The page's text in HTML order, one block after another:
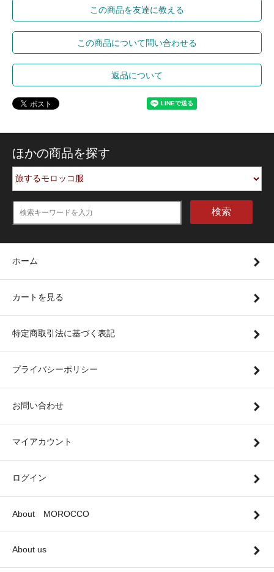
この商品を友達に教える
この商品について問い合わせる
返品について
ほかの商品を探す
検索
ホーム
カートを見る
特定商取引法に基づく表記
プライバシーポリシー
お問い合わせ
マイアカウント
ログイン
About MOROCCO
About us